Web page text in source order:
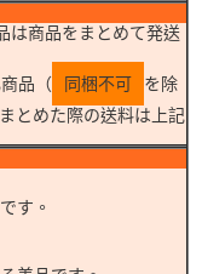
は商品をまとめて発送
品（
同梱不可
を除
とめた際の送料は上記
す。